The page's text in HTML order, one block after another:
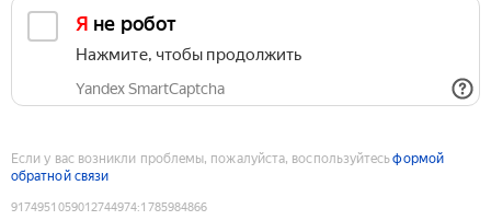
Я не робот
Нажмите, чтобы продолжить
Yandex SmartCaptcha
Если у вас возникли проблемы, пожалуйста, воспользуйтесьформой
обратной связи
9174951059012744974:1785984866